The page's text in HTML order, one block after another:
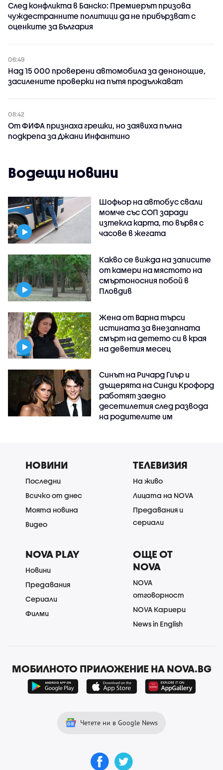
След конфликта в Банско: Премиерът призова
чуждестранните политици да не прибързват с
оценките за България
06:49
Над 15 000 проверени автомобила за денонощие,
засилените проверки на пътя продължават
08:42
От ФИФА признаха грешки, но заявиха пълна
подкрепа за Джани Инфантино
Водещи новини
Шофьор на автобус свали
момче със СОП заради
изтекла карта, то вървя с
часове в жегата
Какво се вижда на записите
от камери на мястото на
смъртоносния побой в
Пловдив
Жена от Варна търси
истината за внезапната
смърт на детето си в края
на деветия месец
Синът на Ричард Гиър и
дъщерята на Синди Крофорд
работят заедно
десетилетия след развода
на родителите им
НОВИНИ
Последни
Всичко от днес
Моята новина
Видео
ТЕЛЕВИЗИЯ
На живо
Лицата на NOVA
Предавания и
сериали
NOVA PLAY
Новини
Предавания
Сериали
Филми
ОЩЕ ОТ
NOVA
NOVA
отговорност
NOVA Кариери
News in English
МОБИЛНОТО ПРИЛОЖЕНИЕ НА NOVA.BG
Четете ни в Google News